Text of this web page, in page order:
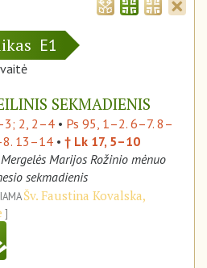
E1
SEKMADIENIS
2, 2–4 • Ps 95, 1–2. 6–7. 8–
13–14 • † Lk 17, 5–10
Marijos Rožinio mėnuo
sekmadienis
Šv. Faustina Kovalska,